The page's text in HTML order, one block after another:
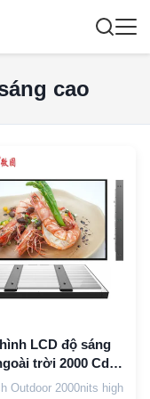
cao
LCD độ sáng
trời 2000 Cd /
phân giải cao
Outdoor 2000nits high